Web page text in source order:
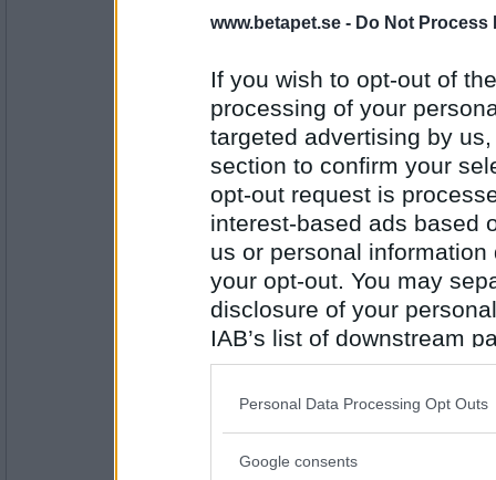
www.betapet.se - Do Not Process
If you wish to opt-out of
processing of your
targeted advertising by
section to confirm your
opt-out request is
interest-based ads based
us or personal
your opt-out. You may
disclosure of your
IAB’s list of downstream
also be disclosed by us
Downstream Participants
Please note that this
Personal Data Processing Opt Outs
Google consents
Miominmio11- Ej medlem längre
Antal inlägg:
Plats Bank
- Ej medlem längre
Bank Direktör...
- Ej medlem längre